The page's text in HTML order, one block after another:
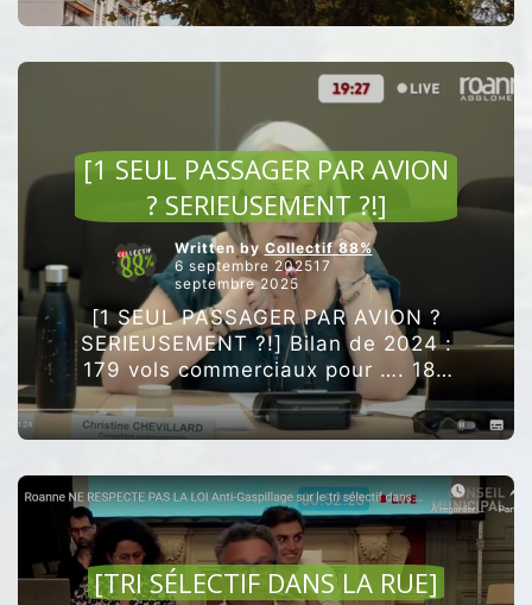
organisions une conférence de
devaient être …Poursuivre la lecture
ARBRES
SAUVÉS
88%”
ARTICLES VEDETTES
[1 SEUL PASSAGER PAR AVION
? SERIEUSEMENT ?!]
Written by Collectif 88%
6 septembre 202517
septembre 2025
[1 SEUL PASSAGER PAR AVION ?
SERIEUSEMENT ?!] Bilan de 2024 :
179 vols commerciaux pour …. 180
passagers ! ”Le nombre de vols
commerciaux est en repli à 179 …
“[1
PASSAGER
PAR
AVION
?
SERIEUSEMENT
?!]”
ARTICLES VEDETTES
[TRI SÉLECTIF DANS LA RUE]